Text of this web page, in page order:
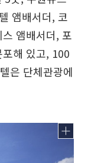
앰배서더, 코
앰배서더, 포
해 있고, 100
은 단체관광에